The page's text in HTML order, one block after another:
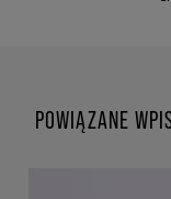
POWIĄZANE